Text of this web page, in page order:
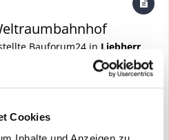
Cookies
Bauforum24 in Liebherr